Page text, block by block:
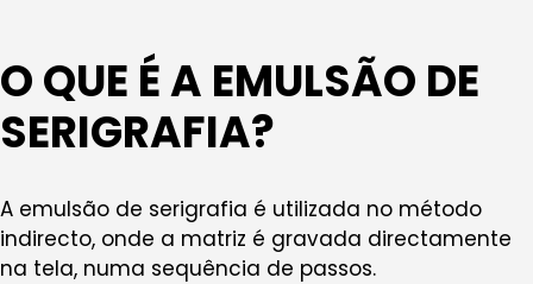
O QUE É A EMULSÃO DE
SERIGRAFIA?
A emulsão de serigrafia é utilizada no método
indirecto, onde a matriz é gravada directamente
na tela, numa sequência de passos.